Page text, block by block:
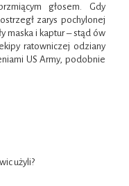
głosem. Gdy
zarys pochylonej
maska i kaptur – stąd ów
ratowniczej odziany
US Army, podobnie
użyli?